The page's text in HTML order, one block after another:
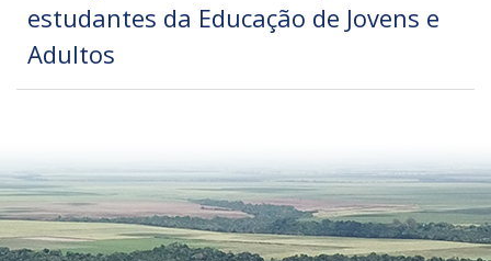
estudantes da Educação de Jovens e
Adultos